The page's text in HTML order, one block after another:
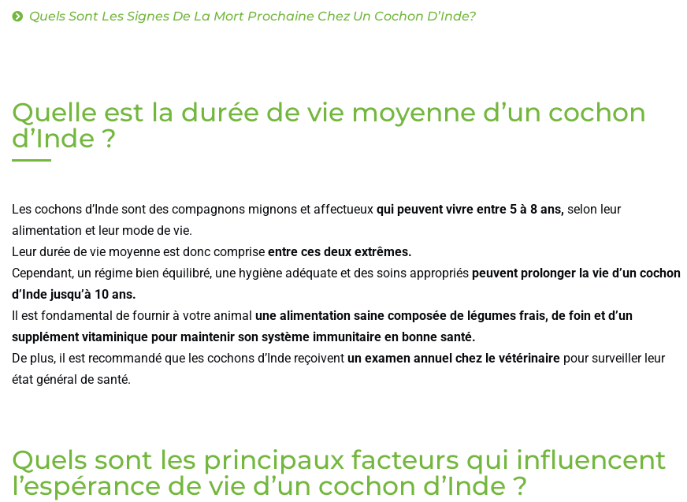
Quels Sont Les Signes De La Mort Prochaine Chez Un Cochon D’Inde?
Quelle est la durée de vie moyenne d’un cochon
d’Inde ?
Les cochons d’Inde sont des compagnons mignons et affectueux qui peuvent vivre entre 5 à 8 ans, selon leur
alimentation et leur mode de vie.
Leur durée de vie moyenne est donc comprise entre ces deux extrêmes.
Cependant, un régime bien équilibré, une hygiène adéquate et des soins appropriés peuvent prolonger la vie d’un cochon
d’Inde jusqu’à 10 ans.
Il est fondamental de fournir à votre animal une alimentation saine composée de légumes frais, de foin et d’un
supplément vitaminique pour maintenir son système immunitaire en bonne santé.
De plus, il est recommandé que les cochons d’Inde reçoivent un examen annuel chez le vétérinaire pour surveiller leur
état général de santé.
Quels sont les principaux facteurs qui influencent
l’espérance de vie d’un cochon d’Inde ?